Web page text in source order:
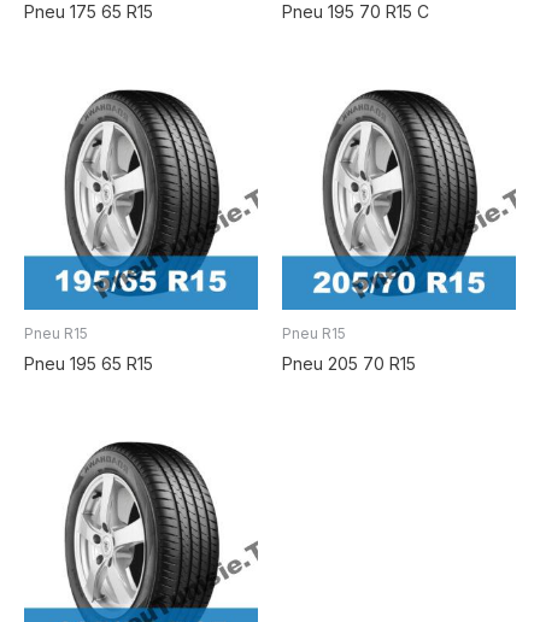
Pneu 175 65 R15 Pneu 195 70 R15 C
Pneu R15
Pneu 195 65 R15
Pneu R15
Pneu 205 70 R15